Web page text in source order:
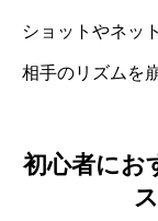
ショットやネッ
相手のリズムを
初心者にお